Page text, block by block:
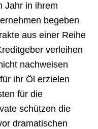
Jahr in ihrem
begeben
aus einer Reihe
verleihen
nachweisen
ihr Öl erzielen
für die
schützen die
dramatischen